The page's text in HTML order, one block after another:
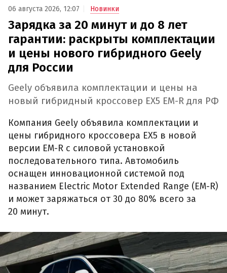
06 августа 2026, 12:07 Новинки
Зарядка за 20 минут и до 8 лет
гарантии: раскрыты комплектации
и цены нового гибридного Geely
для России
Geely объявила комплектации и цены на
новый гибридный кроссовер EX5 EM-R для РФ
Компания Geely объявила комплектации и
цены гибридного кроссовера EX5 в новой
версии EM-R с силовой установкой
последовательного типа. Автомобиль
оснащен инновационной системой под
названием Electric Motor Extended Range (EM-R)
и может заряжаться от 30 до 80% всего за
20 минут.